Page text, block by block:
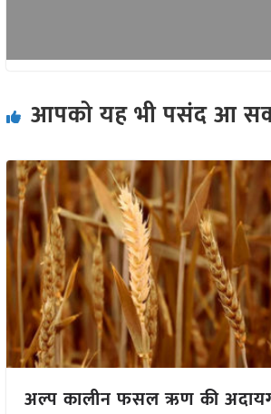
आपको यह भी पसंद आ
अल्प कालीन फसल ऋण की